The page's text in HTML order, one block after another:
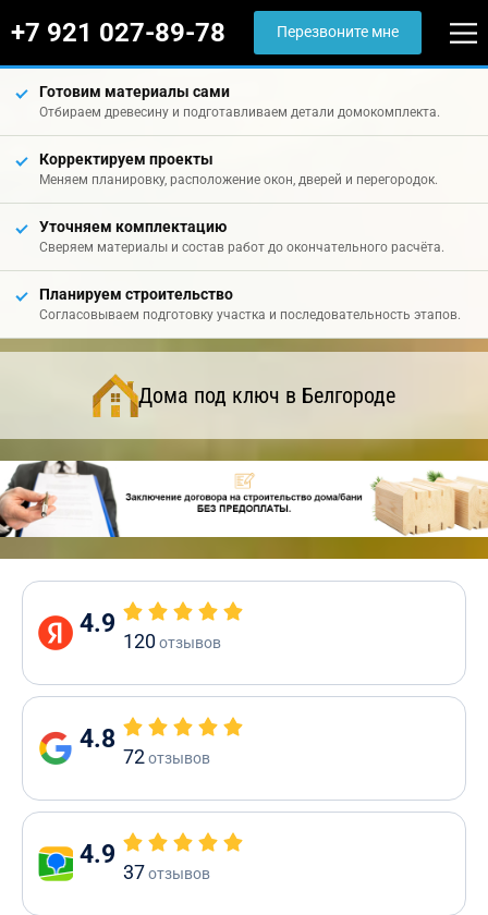
+7 921 027-89-78 Перезвоните мне
Готовим материалы сами
Отбираем древесину и подготавливаем детали домокомплекта.
Корректируем проекты
Меняем планировку, расположение окон, дверей и перегородок.
Уточняем комплектацию
Сверяем материалы и состав работ до окончательного расчёта.
Планируем строительство
Согласовываем подготовку участка и последовательность этапов.
Дома под ключ в Белгороде
4.9
120отзывов
4.8
72отзывов
4.9
37отзывов